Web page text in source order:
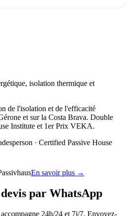
isolation thermique et
de l'isolation et de l'efficacité
et sur la Costa Brava. Double
Institute et 1er Prix VEKA.
· Certified Passive House
En savoir plus →
par WhatsApp
24h/24 et 7j/7. Envoyez-